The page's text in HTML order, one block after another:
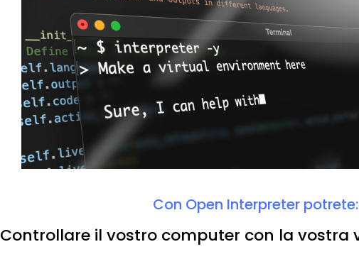
Con Open Interpreter potrete:
Controllare il vostro computer con la vostra